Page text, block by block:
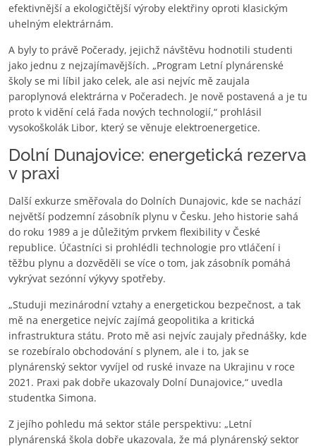
efektivnější a ekologičtější výroby elektřiny oproti klasickým
uhelným elektrárnám.
A byly to právě Počerady, jejichž návštěvu hodnotili studenti
jako jednu z nejzajímavějších. „Program Letní plynárenské
školy se mi líbil jako celek, ale asi nejvíc mě zaujala
paroplynová elektrárna v Počeradech. Je nově postavená a je tu
proto k vidění celá řada nových technologií,“ prohlásil
vysokoškolák Libor, který se věnuje elektroenergetice.
Dolní Dunajovice: energetická rezerva
v praxi
Další exkurze směřovala do Dolních Dunajovic, kde se nachází
největší podzemní zásobník plynu v Česku. Jeho historie sahá
do roku 1989 a je důležitým prvkem flexibility v České
republice. Účastníci si prohlédli technologie pro vtláčení i
těžbu plynu a dozvěděli se více o tom, jak zásobník pomáhá
vykrývat sezónní výkyvy spotřeby.
„Studuji mezinárodní vztahy a energetickou bezpečnost, a tak
mě na energetice nejvíc zajímá geopolitika a kritická
infrastruktura státu. Proto mě asi nejvíc zaujaly přednášky, kde
se rozebíralo obchodování s plynem, ale i to, jak se
plynárenský sektor vyvíjel od ruské invaze na Ukrajinu v roce
2021. Praxi pak dobře ukazovaly Dolní Dunajovice,“ uvedla
studentka Simona.
Z jejího pohledu má sektor stále perspektivu: „Letní
plynárenská škola dobře ukazovala, že má plynárenský sektor